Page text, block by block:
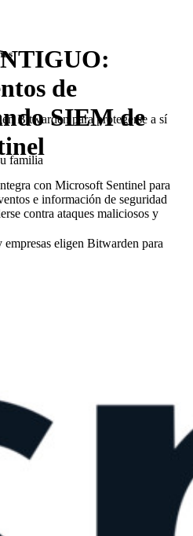
Bitwarden para protegerse a sí
familia
eligen Bitwarden para
de TI.
de la llave maestra y mucho más
de
SIEM de
con Microsoft Sentinel para
e información de seguridad
contra ataques maliciosos y